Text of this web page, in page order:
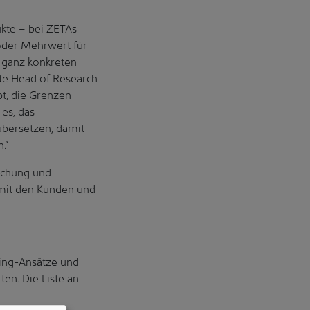
– bei ZETAs
Mehrwert für
konkreten
Head of Research
die Grenzen
das
damit
und
den Kunden und
Ansätze und
Die Liste an